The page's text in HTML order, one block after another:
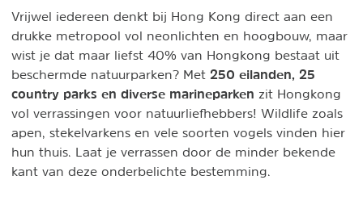
Vrijwel iedereen denkt bij Hong Kong direct aan een
drukke metropool vol neonlichten en hoogbouw, maar
wist je dat maar liefst 40% van Hongkong bestaat uit
beschermde natuurparken? Met 250 eilanden, 25
country parks en diverse marineparken zit Hongkong
vol verrassingen voor natuurliefhebbers! Wildlife zoals
apen, stekelvarkens en vele soorten vogels vinden hier
hun thuis. Laat je verrassen door de minder bekende
kant van deze onderbelichte bestemming.